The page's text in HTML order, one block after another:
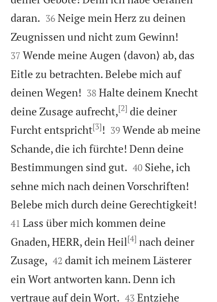
daran. 

36 Neige mein Herz zu deinen
Zeugnissen und nicht zum Gewinn!
37 Wende meine Augen ⟨davon⟩ ab, das
Eitle zu betrachten. Belebe mich auf
deinen Wegen! 

38 Halte deinem Knecht
deine Zusage aufrecht,[2] die deiner
Furcht entspricht[3]! 

39 Wende ab meine
Schande, die ich fürchte! Denn deine
Bestimmungen sind gut. 

40 Siehe, ich
sehne mich nach deinen Vorschriften!
Belebe mich durch deine Gerechtigkeit!
41 Lass über mich kommen deine
Gnaden, HERR, dein Heil[4] nach deiner
Zusage, 

42 damit ich meinem Lästerer
ein Wort antworten kann. Denn ich
vertraue auf dein Wort. 

43 Entziehe